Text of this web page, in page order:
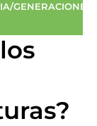
GENERACIONES